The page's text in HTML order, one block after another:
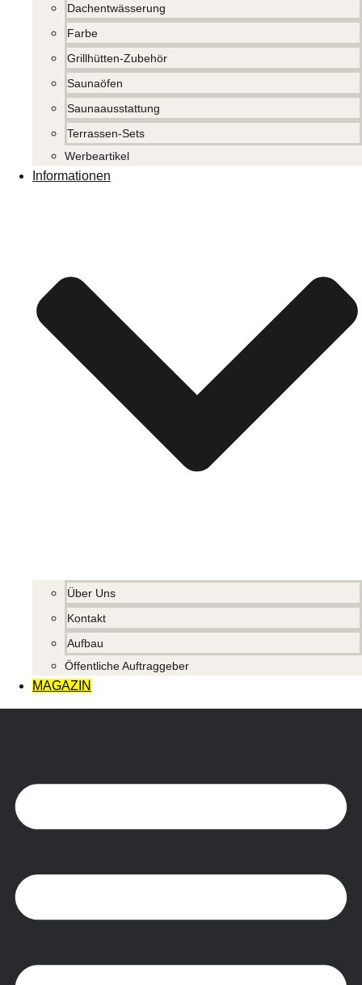
Dachentwässerung
Farbe
Grillhütten-Zubehör
Saunaöfen
Saunaausstattung
Terrassen-Sets
Werbeartikel
Informationen
Über Uns
Kontakt
Aufbau
Öffentliche Auftraggeber
MAGAZIN